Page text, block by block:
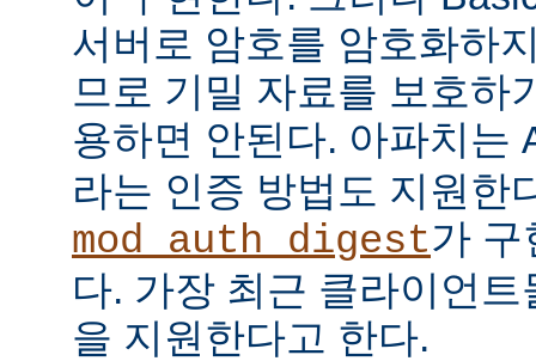
서버로 암호를 암호화하
므로 기밀 자료를 보호하
용하면 안된다. 아파치는
라는 인증 방법도 지원한
mod_auth_digest가 구
다. 가장 최근 클라이언
을 지원한다고 한다.